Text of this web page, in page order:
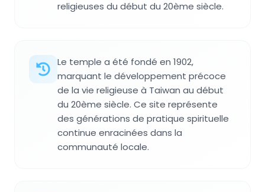
religieuses du début du 20ème siècle.
Le temple a été fondé en 1902,
marquant le développement précoce
de la vie religieuse à Taiwan au début
du 20ème siècle. Ce site représente
des générations de pratique spirituelle
continue enracinées dans la
communauté locale.